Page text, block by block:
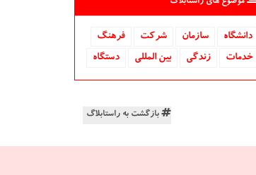
دانشگاه‌ سازمان شركت
فرهنگ
خدمات
زندگی بین المللی دستگاه
بازگشت به راستابلاگ